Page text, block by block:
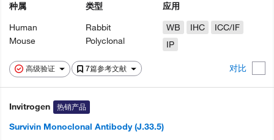
高级验证 7篇参考文献 对比
种属
Human
Mouse
类型
Rabbit
Polyclonal
应用
WB
IHC
ICC/IF
IP
Invitrogen 热销产品
Survivin Monoclonal Antibody (J.33.5)